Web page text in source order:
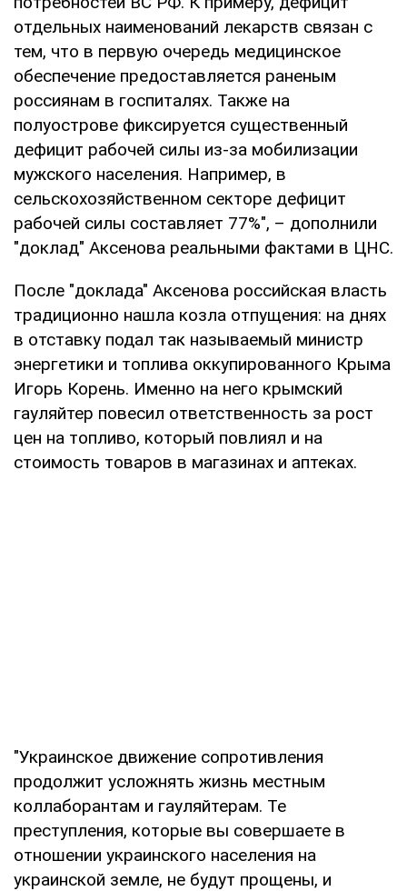
отдельных наименований лекарств связан с
тем, что в первую очередь медицинское
обеспечение предоставляется раненым
россиянам в госпиталях. Также на
полуострове фиксируется существенный
дефицит рабочей силы из-за мобилизации
мужского населения. Например, в
сельскохозяйственном секторе дефицит
рабочей силы составляет 77%", – дополнили
"доклад" Аксенова реальными фактами в ЦНС.
После "доклада" Аксенова российская власть
традиционно нашла козла отпущения: на днях
в отставку подал так называемый министр
энергетики и топлива оккупированного Крыма
Игорь Корень. Именно на него крымский
гауляйтер повесил ответственность за рост
цен на топливо, который повлиял и на
стоимость товаров в магазинах и аптеках.
"Украинское движение сопротивления
продолжит усложнять жизнь местным
коллаборантам и гауляйтерам. Те
преступления, которые вы совершаете в
отношении украинского населения на
украинской земле, не будут прощены, и